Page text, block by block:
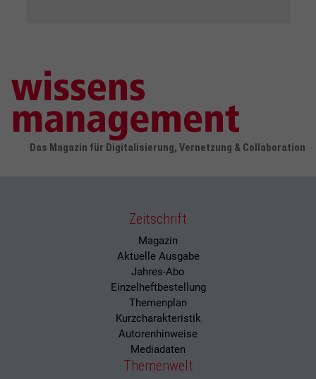
Das Magazin für Digitalisierung, Vernetzung & Collaboration
Zeitschrift
Magazin
Aktuelle Ausgabe
Jahres-Abo
Einzelheftbestellung
Themenplan
Kurzcharakteristik
Autorenhinweise
Mediadaten
Themenwelt